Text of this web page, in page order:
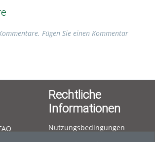
Fügen Sie einen Kommentar
Rechtliche
Informationen
Nutzungsbedingungen